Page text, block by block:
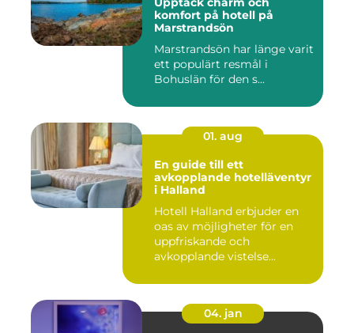
komfort på hotell på
Marstrandsön
Marstrandsön har länge varit
ett populärt resmål i
Bohuslän för den s...
01. aug
En guide till ett
avkopplande hotelläventyr
i Halland
Hotell Halland erbjuder en
oas av möjligheter för en
uppfriskande och
avkopplande vistelse...
04. jan